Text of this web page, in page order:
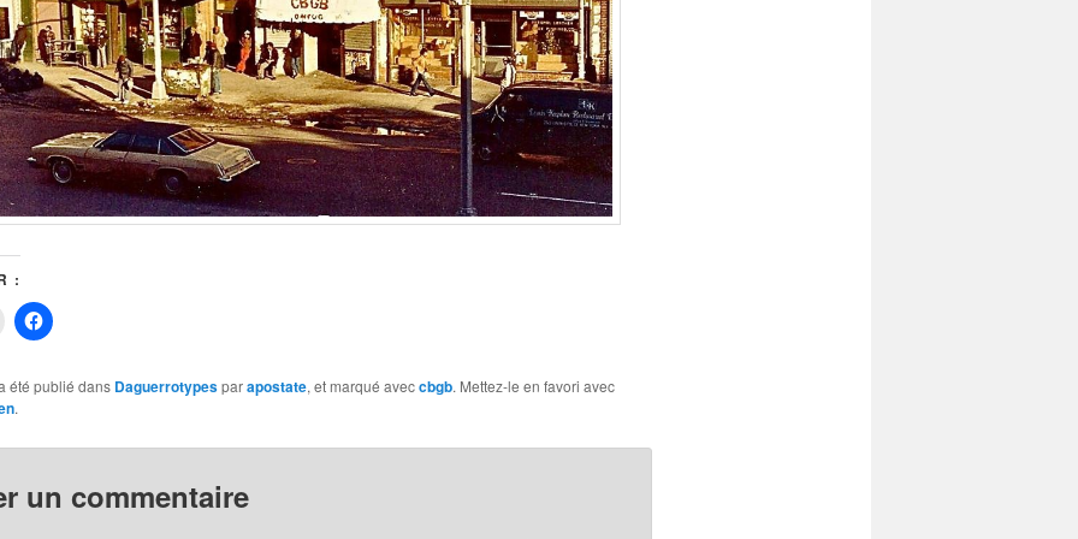
:
Cliquer
pour
une
Cliquez
pour
Facebook(ouvre
dans
fenêtre)
été publié dans Daguerrotypesparapostate, et marqué aveccbgb. Mettez-le en favori avec
.
un commentaire